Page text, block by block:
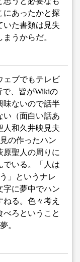
にあったかと探
いた書類は見失
うからだ。
ェブでもテレビ
で、皆がWikiの
味ないので話半
い（面白い話あ
和久井映見夫
の作ったハン
原聖人の周りに
でいる。「人は
」というナレ
字に夢中でハン
る。色々考え
ろということ
。